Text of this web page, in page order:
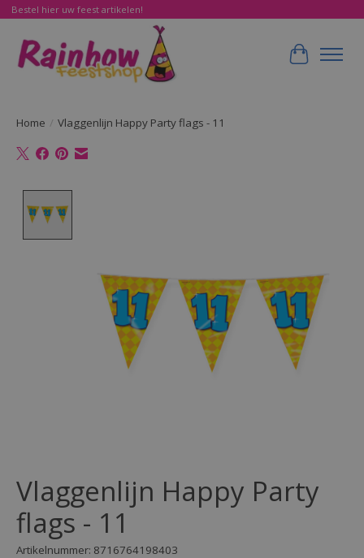
Bestel hier uw feest artikelen!
Home / Vlaggenlijn Happy Party flags - 11
Vlaggenlijn Happy Party
flags - 11
Artikelnummer: 8716764198403